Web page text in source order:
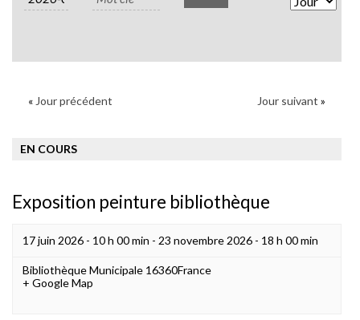
Views
« Jour précédent Jour suivant »
EN COURS
Exposition peinture bibliothèque
17 juin 2026 - 10 h 00 min - 23 novembre 2026 - 18 h 00 min
Bibliothèque Municipale 16360France
+ Google Map